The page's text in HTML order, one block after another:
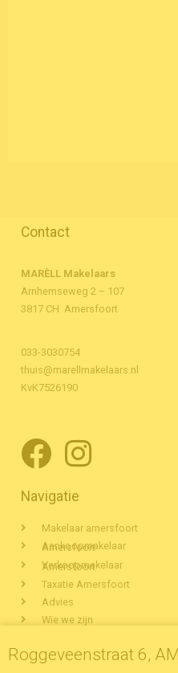
Contact
MARÈLL Makelaars
Arnhemseweg 2 – 107
3817 CH Amersfoort
033-3030754
thuis@marellmakelaars.nl
KvK7526190
Navigatie
Makelaar amersfoort
Aankoopmakelaar Amersfoort
Verkoopmakelaar Amersfoort
Taxatie Amersfoort
Advies
Wie we zijn
Veelgestelde vragen
Roggeveenstraat 6,